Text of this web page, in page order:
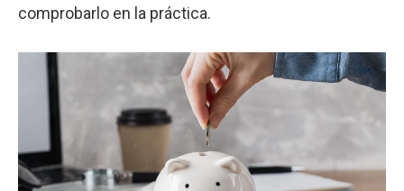
comprobarlo en la práctica.